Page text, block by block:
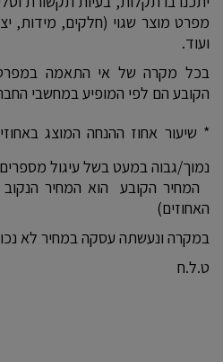
מפרט מוצר שגוי (חלקים, מידות,
ועוד.
בכל מקרה של אי התאמה
הקובע הם לפי המופיע במחשבי
* שיעור אחוז ההנחה המוצג
נמוך/גבוה במעט בשל עיגול
המחיר הקובע הוא המחיר
האחוזים)
במקרה ונעשתה עסקה במחיר לא
ט.ל.ח